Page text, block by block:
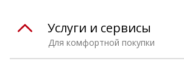
Для комфортной покупки
Услуги и сервисы